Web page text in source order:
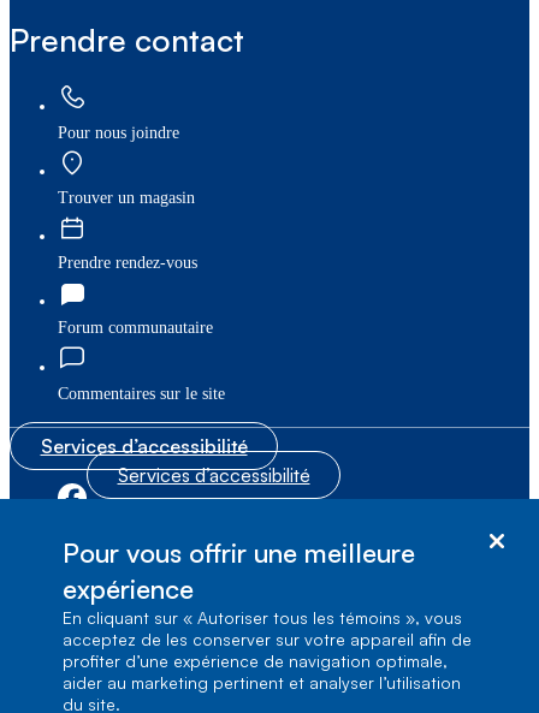
Prendre contact
Pour nous joindre
Trouver un magasin
Prendre rendez-vous
Forum communautaire
Commentaires sur le site
Services d’accessibilité
Services d’accessibilité
1, carrefour Alexander-Graham-Bell, Aile A-7,
Verdun, Québec, H3E 3B3
Pour vous offrir une meilleure
expérience
En cliquant sur « Autoriser tous les témoins », vous
acceptez de les conserver sur votre appareil afin de
profiter d’une expérience de navigation optimale,
aider au marketing pertinent et analyser l’utilisation
du site.